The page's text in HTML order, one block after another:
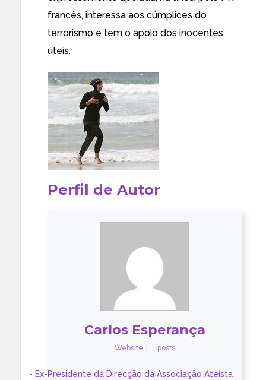
francês, interessa aos cúmplices do
terrorismo e tem o apoio dos inocentes
úteis.
Perfil de Autor
Carlos Esperança
Website + posts
- Ex-Presidente da Direcção da Associação Ateísta